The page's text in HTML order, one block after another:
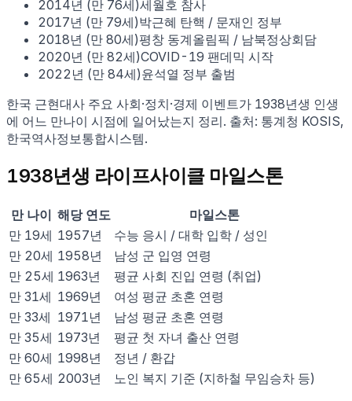
2014년 (만 76세)세월호 참사
2017년 (만 79세)박근혜 탄핵 / 문재인 정부
2018년 (만 80세)평창 동계올림픽 / 남북정상회담
2020년 (만 82세)COVID-19 팬데믹 시작
2022 년 (만 84세)윤석열 정부 출범
한국 근현대사 주요 사회·정치·경제 이벤트가 1938년생 인생
에 어느 만나이 시점에 일어났는지 정리. 출처: 통계청 KOSIS,
한국역사정보통합시스템.
1938년생 라이프사이클 마일스톤
만 나이 해당 연도
마일스톤
만 19세 1957년
수능 응시 / 대학 입학 / 성인
만 20세 1958년
남성 군 입영 연령
만 25세 1963년
평균 사회 진입 연령 (취업)
만 31세 1969년
여성 평균 초혼 연령
만 33세 1971년
남성 평균 초혼 연령
만 35세 1973년
평균 첫 자녀 출산 연령
만 60세 1998년
정년 / 환갑
만 65세 2003년 노인 복지 기준 (지하철 무임승차 등)